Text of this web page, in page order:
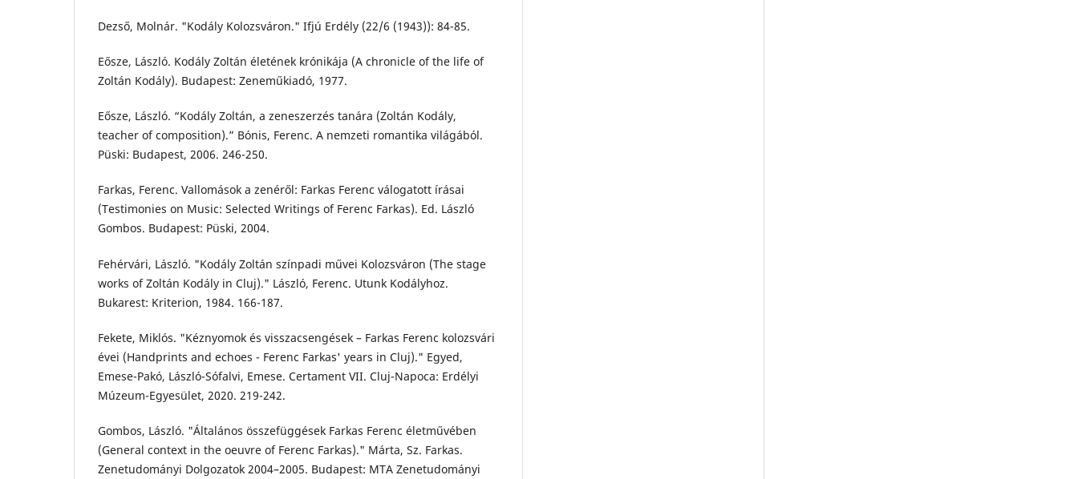
Dezső, Molnár. "Kodály Kolozsváron." Ifjú Erdély (22/6 (1943)): 84-85.
Eősze, László. Kodály Zoltán életének krónikája (A chronicle of the life of
Zoltán Kodály). Budapest: Zeneműkiadó, 1977.
Eősze, László. “Kodály Zoltán, a zeneszerzés tanára (Zoltán Kodály,
teacher of composition).” Bónis, Ferenc. A nemzeti romantika világából.
Püski: Budapest, 2006. 246-250.
Farkas, Ferenc. Vallomások a zenéről: Farkas Ferenc válogatott írásai
(Testimonies on Music: Selected Writings of Ferenc Farkas). Ed. László
Gombos. Budapest: Püski, 2004.
Fehérvári, László. "Kodály Zoltán színpadi művei Kolozsváron (The stage
works of Zoltán Kodály in Cluj)." László, Ferenc. Utunk Kodályhoz.
Bukarest: Kriterion, 1984. 166-187.
Fekete, Miklós. "Kéznyomok és visszacsengések – Farkas Ferenc kolozsvári
évei (Handprints and echoes - Ferenc Farkas' years in Cluj)." Egyed,
Emese-Pakó, László-Sófalvi, Emese. Certament VII. Cluj-Napoca: Erdélyi
Múzeum-Egyesület, 2020. 219-242.
Gombos, László. "Általános összefüggések Farkas Ferenc életművében
(General context in the oeuvre of Ferenc Farkas)." Márta, Sz. Farkas.
Zenetudományi Dolgozatok 2004–2005. Budapest: MTA Zenetudományi